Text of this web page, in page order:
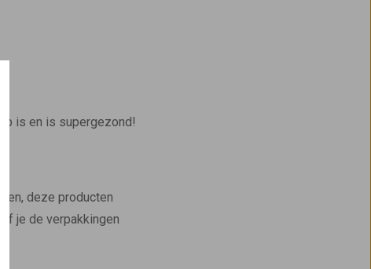
is en is supergezond!
deze producten
je de verpakkingen